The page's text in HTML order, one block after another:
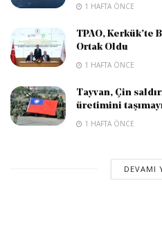
1 HAFTA ÖNCE
TPAO, Kerkük’te
Ortak Oldu
1 HAFTA ÖNCE
Tayvan, Çin
üretimini
1 HAFTA ÖNCE
DEVAMI